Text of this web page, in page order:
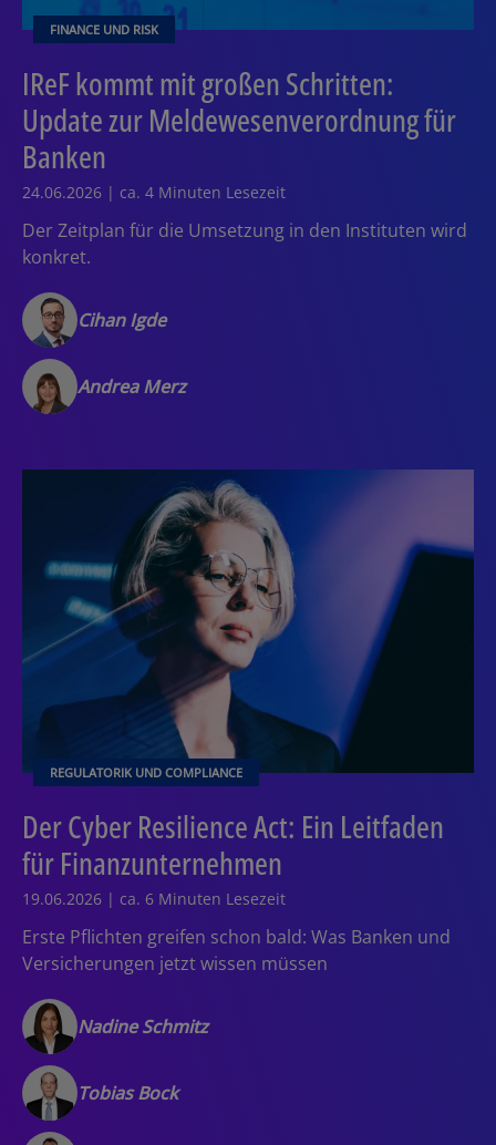
FINANCE UND RISK
IReF kommt mit großen Schritten:
Update zur Meldewesenverordnung für
Banken
24.06.2026 | ca. 4 Minuten Lesezeit
Der Zeitplan für die Umsetzung in den Instituten wird
konkret.
Cihan Igde
Andrea Merz
REGULATORIK UND COMPLIANCE
Der Cyber Resilience Act: Ein Leitfaden
für Finanzunternehmen
19.06.2026 | ca. 6 Minuten Lesezeit
Erste Pflichten greifen schon bald: Was Banken und
Versicherungen jetzt wissen müssen
Nadine Schmitz
Tobias Bock